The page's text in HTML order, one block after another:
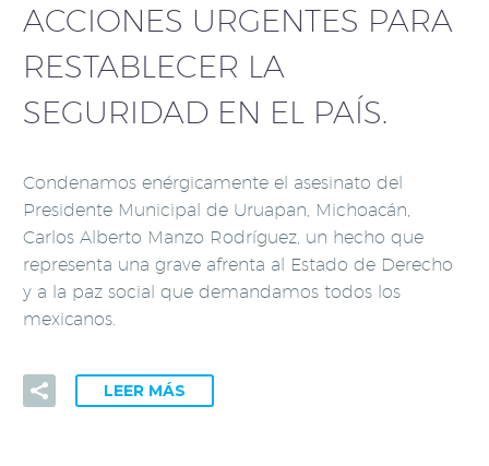
ACCIONES URGENTES PARA
RESTABLECER LA
SEGURIDAD EN EL PAÍS.
Condenamos enérgicamente el asesinato del
Presidente Municipal de Uruapan, Michoacán,
Carlos Alberto Manzo Rodríguez, un hecho que
representa una grave afrenta al Estado de Derecho
y a la paz social que demandamos todos los
mexicanos.
LEER MÁS